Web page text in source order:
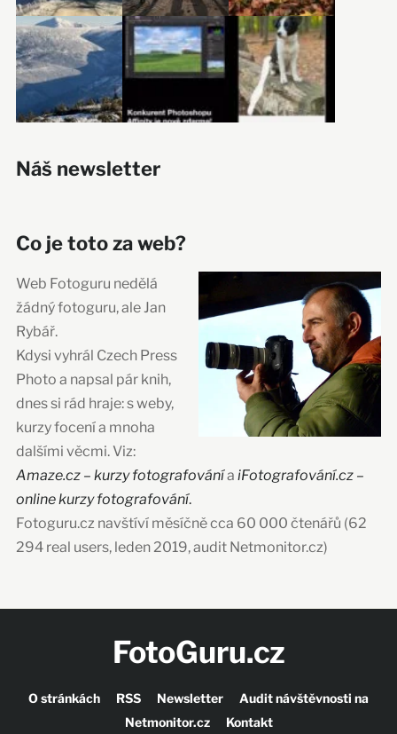
Náš newsletter
Co je toto za web?
Web Fotoguru nedělá
žádný fotoguru, ale Jan
Rybář.
Kdysi vyhrál Czech Press
Photo a napsal pár knih,
dnes si rád hraje: s weby,
kurzy focení a mnoha
dalšími věcmi. Viz:
Amaze.cz – kurzy fotografovánía iFotografování.cz –
online kurzy fotografování.
Fotoguru.cz navštíví měsíčně cca 60 000 čtenářů (62
294 real users, leden 2019, audit Netmonitor.cz)
FotoGuru.cz
O stránkách RSS Newsletter
Audit návštěvnosti na
Netmonitor.cz
Kontakt